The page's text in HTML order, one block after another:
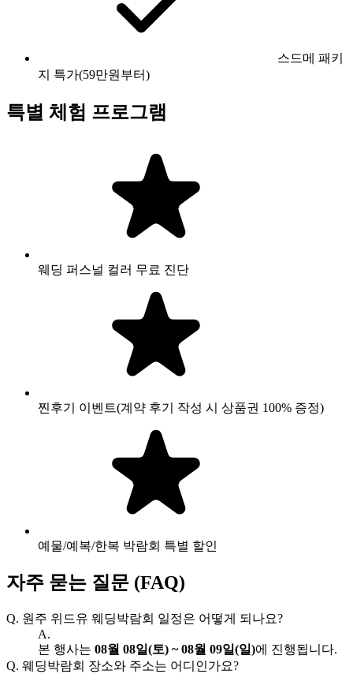
스드메 패키
지 특가(59만원부터)
특별 체험 프로그램
웨딩 퍼스널 컬러 무료 진단
찐후기 이벤트(계약 후기 작성 시 상품권 100% 증정)
예물/예복/한복 박람회 특별 할인
자주 묻는 질문 (FAQ)
Q. 원주 위드유 웨딩박람회 일정은 어떻게 되나요?
A.
본 행사는 08월 08일(토) ~ 08월 09일(일)에 진행됩니다.
Q. 웨딩박람회 장소와 주소는 어디인가요?